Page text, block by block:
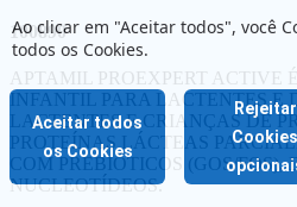
100890
APTAMIL PROEXPERT ACTIVE
INFANTIL PARA LACTENTES E
LACTENTES E CRIANÇAS DE
PROTEÍNAS LÁCTEAS
COM PREBIÓTICOS (GOS/FOS),
NUCLEOTÍDEOS.
Ao clicar em "Aceitar todos", você
todos os Cookies.
Aceitar todos
os Cookies
Rejeitar